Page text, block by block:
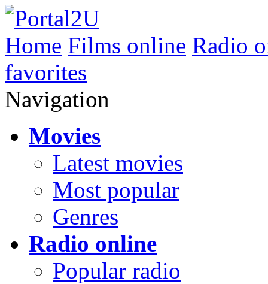
Home Films online Radio
favorites
Navigation
Movies
Latest movies
Most popular
Genres
Radio online
Popular radio